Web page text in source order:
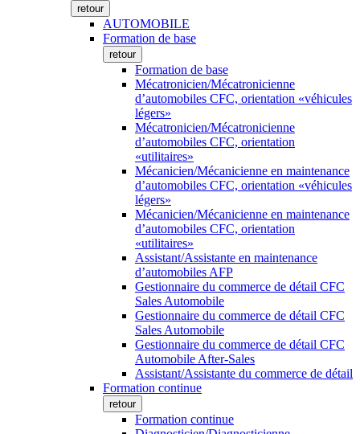
retour
AUTOMOBILE
Formation de base
retour
Formation de base
Mécatronicien/Mécatronicienne
d’automobiles CFC, orientation «véhicules
légers»
Mécatronicien/Mécatronicienne
d’automobiles CFC, orientation
«utilitaires»
Mécanicien/Mécanicienne en maintenance
d’automobiles CFC, orientation «véhicules
légers»
Mécanicien/Mécanicienne en maintenance
d’automobiles CFC, orientation
«utilitaires»
Assistant/Assistante en maintenance
d’automobiles AFP
Gestionnaire du commerce de détail CFC
Sales Automobile
Gestionnaire du commerce de détail CFC
Sales Automobile
Gestionnaire du commerce de détail CFC
Automobile After-Sales
Assistant/Assistante du commerce de détail
Formation continue
retour
Formation continue